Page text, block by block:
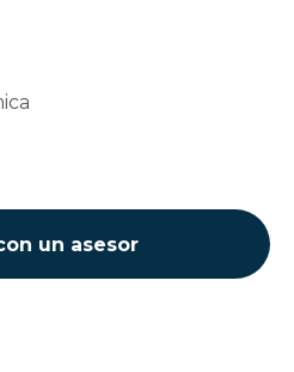
un asesor